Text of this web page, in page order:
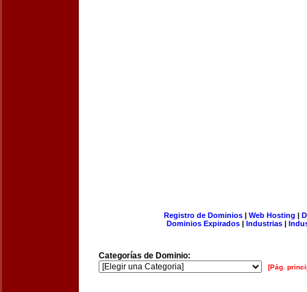
Registro de Dominios| Web Hosting |
Dominios Expirados | Industrias |
Categorías de Dominio:
[Pág.